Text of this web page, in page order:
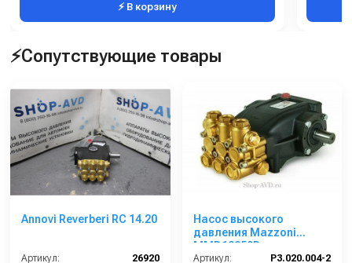
⚡ В корзину
⚡Сопутствующие товары
Annovi Reverberi RС 14.20
Артикул: 26920
Насос высокого
давления Mazzoni
MMD18250R
Артикул: P3.020.004-2